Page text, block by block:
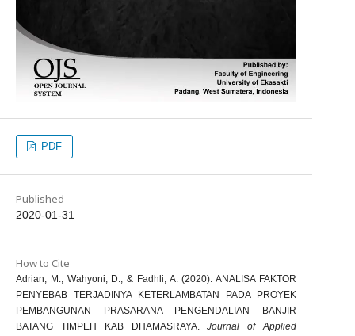
PDF
Published
2020-01-31
How to Cite
Adrian, M., Wahyoni, D., & Fadhli, A. (2020). ANALISA FAKTOR
PENYEBAB TERJADINYA KETERLAMBATAN PADA PROYEK
PEMBANGUNAN PRASARANA PENGENDALIAN BANJIR
BATANG TIMPEH KAB DHAMASRAYA.Journal of Applied